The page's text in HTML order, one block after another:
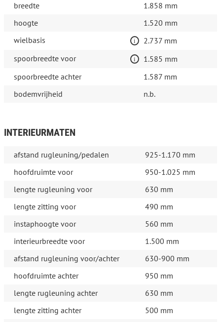
breedte
1.858 mm
hoogte
1.520 mm
wielbasis
2.737 mm
spoorbreedte voor
1.585 mm
spoorbreedte achter
1.587 mm
bodemvrijheid
n.b.
INTERIEURMATEN
afstand rugleuning/pedalen
925-1.170 mm
hoofdruimte voor
950-1.025 mm
lengte rugleuning voor
630 mm
lengte zitting voor
490 mm
instaphoogte voor
560 mm
interieurbreedte voor
1.500 mm
afstand rugleuning voor/achter
630-900 mm
hoofdruimte achter
950 mm
lengte rugleuning achter
630 mm
lengte zitting achter
500 mm